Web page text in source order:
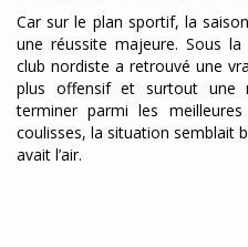
Car sur le plan sportif, la
une réussite majeure. Sous
club nordiste a retrouvé une
plus offensif et surtout une
terminer parmi les
coulisses, la situation semblait
avait l’air.